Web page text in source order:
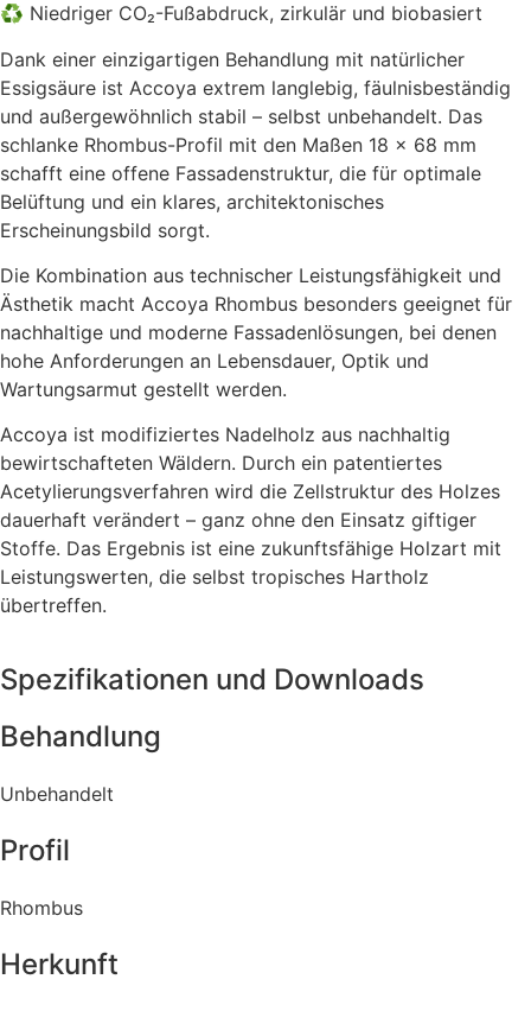
♻️ Niedriger CO₂-Fußabdruck, zirkulär und biobasiert
Dank einer einzigartigen Behandlung mit natürlicher
Essigsäure ist Accoya extrem langlebig, fäulnisbeständig
und außergewöhnlich stabil – selbst unbehandelt. Das
schlanke Rhombus-Profil mit den Maßen 18 × 68 mm
schafft eine offene Fassadenstruktur, die für optimale
Belüftung und ein klares, architektonisches
Erscheinungsbild sorgt.
Die Kombination aus technischer Leistungsfähigkeit und
Ästhetik macht Accoya Rhombus besonders geeignet für
nachhaltige und moderne Fassadenlösungen, bei denen
hohe Anforderungen an Lebensdauer, Optik und
Wartungsarmut gestellt werden.
Accoya ist modifiziertes Nadelholz aus nachhaltig
bewirtschafteten Wäldern. Durch ein patentiertes
Acetylierungsverfahren wird die Zellstruktur des Holzes
dauerhaft verändert – ganz ohne den Einsatz giftiger
Stoffe. Das Ergebnis ist eine zukunftsfähige Holzart mit
Leistungswerten, die selbst tropisches Hartholz
übertreffen.
Spezifikationen und Downloads
Behandlung
Unbehandelt
Profil
Rhombus
Herkunft